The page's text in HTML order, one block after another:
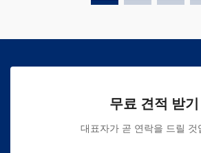
무료 견적 받기
대표자가 곧 연락을 드릴 것